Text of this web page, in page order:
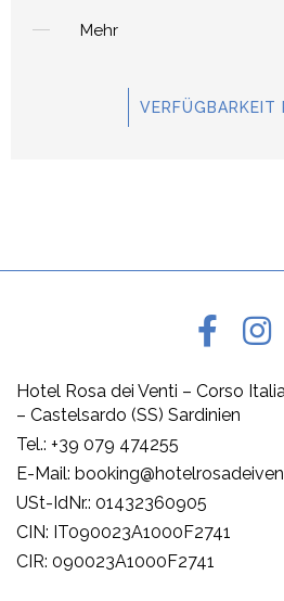
Mehr
VERFÜGBARKEIT
Hotel Rosa dei Venti – Corso
– Castelsardo (SS) Sardinien
Tel.: +39 079 474255
E-Mail:
USt-IdNr.: 01432360905
CIN: IT090023A1000F2741
CIR: 090023A1000F2741